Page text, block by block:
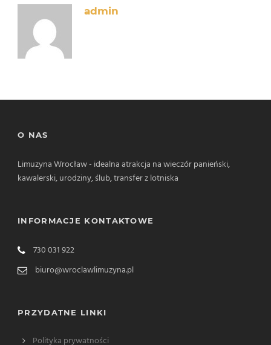
admin
O NAS
Limuzyna Wrocław - idealna atrakcja na wieczór panieński,
kawalerski, urodziny, ślub, transfer z lotniska
INFORMACJE KONTAKTOWE
730 031 922
biuro@wroclawlimuzyna.pl
PRZYDATNE LINKI
Polityka prywatności